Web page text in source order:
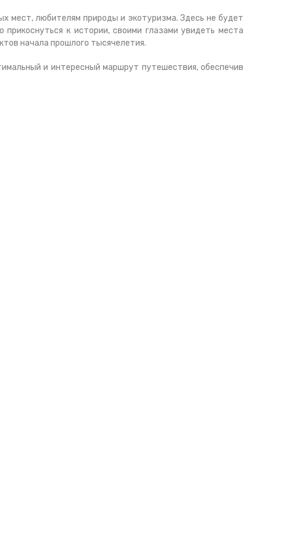
мест, любителям природы и экотуризма. Здесь не будет
к истории, своими глазами увидеть места
начала прошлого тысячелетия.
и интересный маршрут путешествия, обеспечив